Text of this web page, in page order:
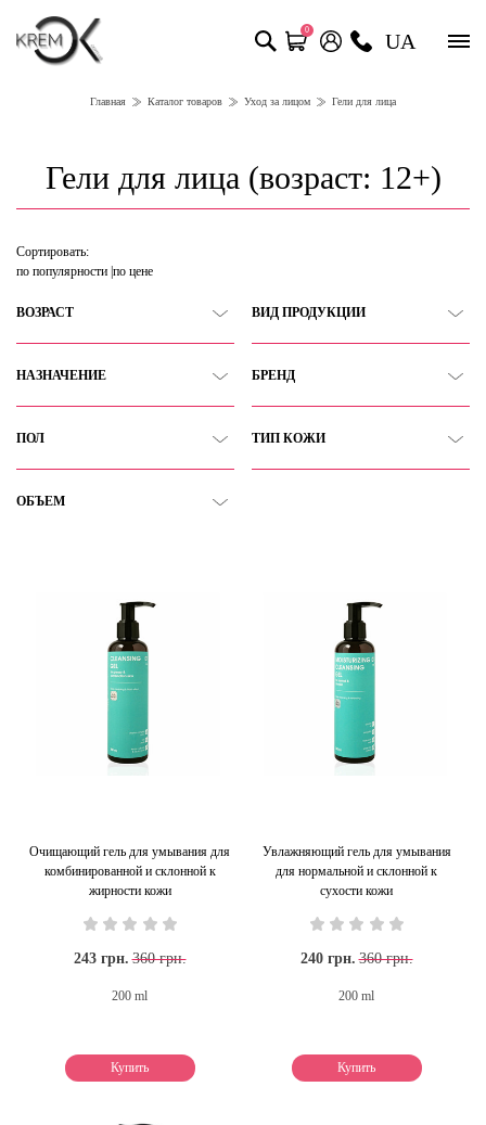
0 UA
Главная Каталог товаров Уход за лицом Гели для лица
Гели для лица (возраст: 12+)
Сортировать:
по популярности по цене
ВОЗРАСТ ВИД ПРОДУКЦИИ
НАЗНАЧЕНИЕ БРЕНД
ПОЛ ТИП КОЖИ
ОБЪЕМ
Очищающий гель для умывания для
комбинированной и склонной к
жирности кожи
243 грн. 360 грн.
200 ml
Купить
Увлажняющий гель для умывания
для нормальной и склонной к
сухости кожи
240 грн. 360 грн.
200 ml
Купить